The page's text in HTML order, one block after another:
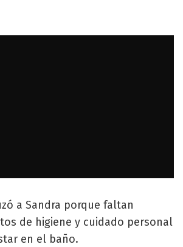
a Sandra porque faltan
de higiene y cuidado personal
en el baño.